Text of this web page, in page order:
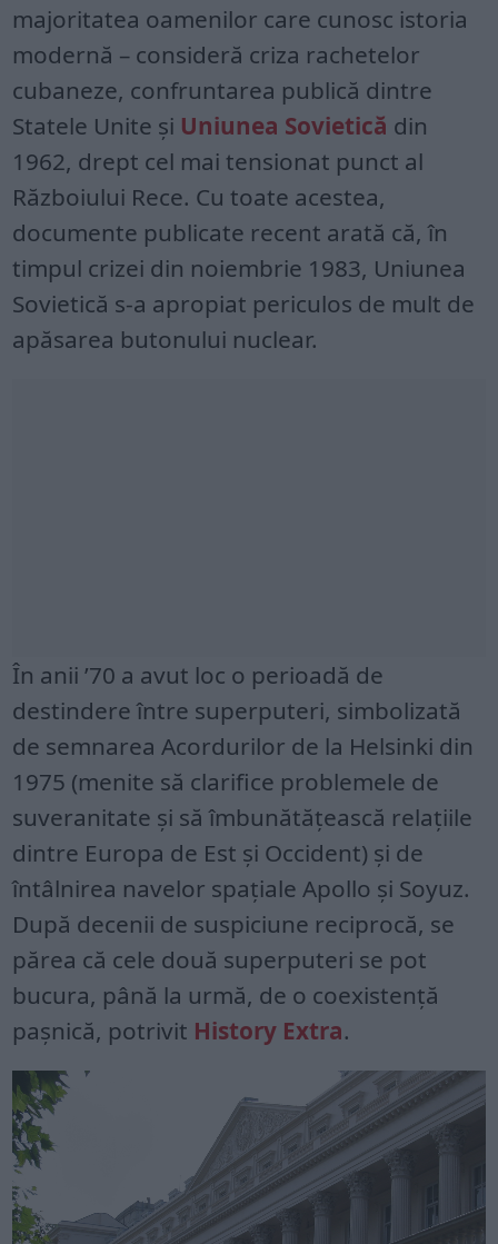
majoritatea oamenilor care cunosc istoria
modernă – consideră criza rachetelor
cubaneze, confruntarea publică dintre
Statele Unite și Uniunea Sovietică din
1962, drept cel mai tensionat punct al
Războiului Rece. Cu toate acestea,
documente publicate recent arată că, în
timpul crizei din noiembrie 1983, Uniunea
Sovietică s-a apropiat periculos de mult de
apăsarea butonului nuclear.
În anii ’70 a avut loc o perioadă de
destindere între superputeri, simbolizată
de semnarea Acordurilor de la Helsinki din
1975 (menite să clarifice problemele de
suveranitate și să îmbunătățească relațiile
dintre Europa de Est și Occident) și de
întâlnirea navelor spațiale Apollo și Soyuz.
După decenii de suspiciune reciprocă, se
părea că cele două superputeri se pot
bucura, până la urmă, de o coexistență
pașnică, potrivit History Extra.